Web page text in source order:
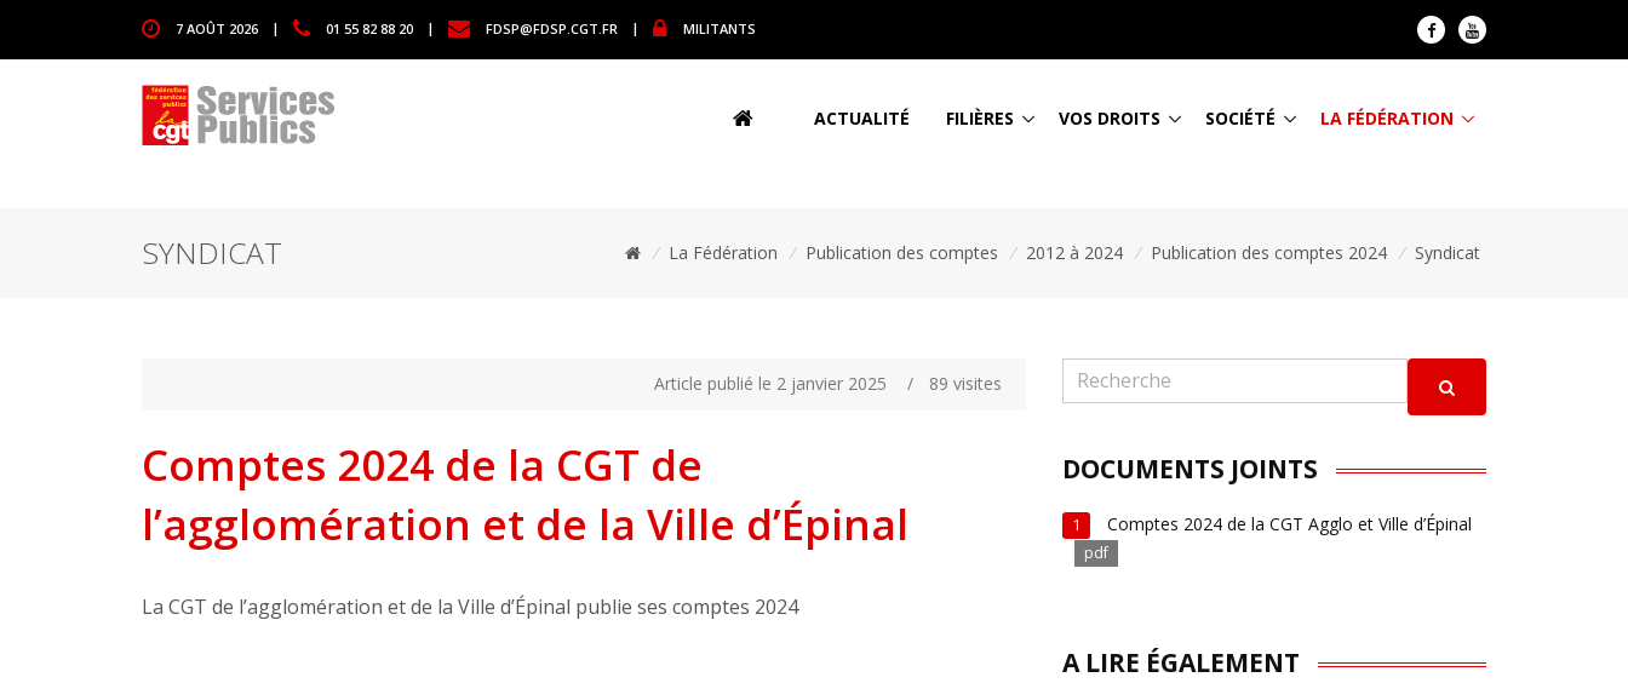
7 AOÛT 2026 | 01 55 82 88 20 | FDSP@FDSP.CGT.FR | MILITANTS
ACTUALITÉ FILIÈRES VOS DROITS SOCIÉTÉ LA FÉDÉRATION
SYNDICAT / La Fédération / Publication des comptes / 2012 à 2024 / Publication des comptes 2024 / Syndicat
Article publié le 2 janvier 2025 / 89 visites
Comptes 2024 de la CGT de
l’agglomération et de la Ville d’Épinal
La CGT de l’agglomération et de la Ville d’Épinal publie ses comptes 2024
DOCUMENTS JOINTS
1 Comptes 2024 de la CGT Agglo et Ville d’Épinal
pdf
A LIRE ÉGALEMENT